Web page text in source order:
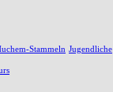
Stammeln Jugendliche